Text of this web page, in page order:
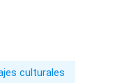
culturales